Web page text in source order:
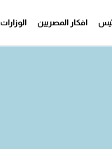
افكار المصريين الوزارات